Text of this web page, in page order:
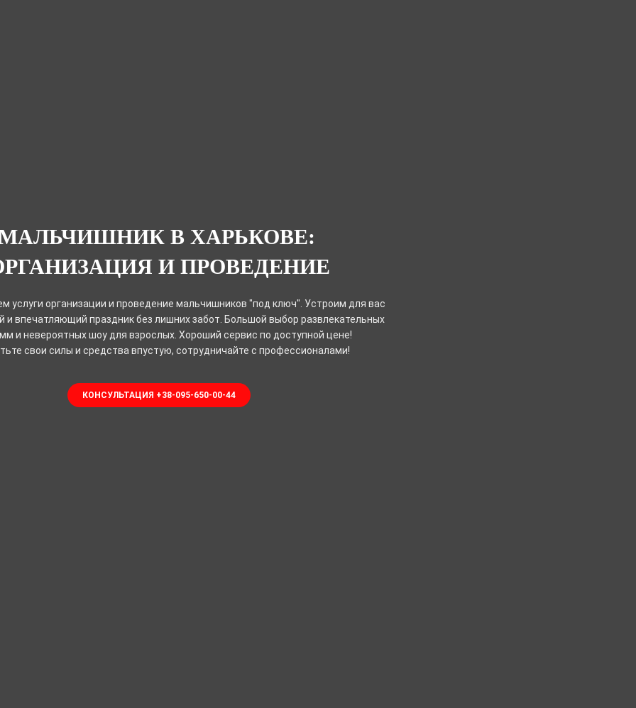
В ХАРЬКОВЕ:
И ПРОВЕДЕНИЕ
услуги организации и проведение мальчишников "под ключ". Устроим для вас
и впечатляющий праздник без лишних забот. Большой выбор развлекательных
и невероятных шоу для взрослых. Хороший сервис по доступной цене!
свои силы и средства впустую, сотрудничайте с профессионалами!
КОНСУЛЬТАЦИЯ +38-095-650-00-44